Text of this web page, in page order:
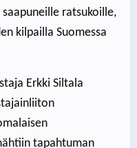
ratsukoille,
kilpailla Suomessa
Erkki Siltala
tapahtuman